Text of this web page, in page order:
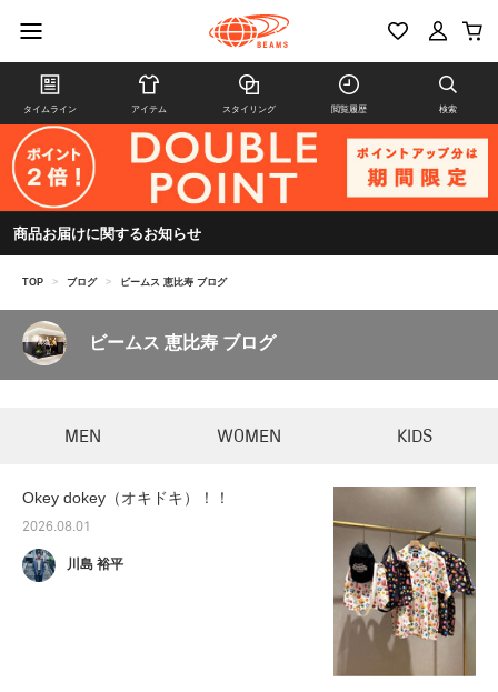
タイムライン アイテム スタイリング 閲覧履歴 検索
商品お届けに関するお知らせ
TOP > ブログ > ビームス 恵比寿 ブログ
ビームス 恵比寿 ブログ
MEN WOMEN KIDS
Okey dokey（オキドキ）！！
2026.08.01
川島 裕平